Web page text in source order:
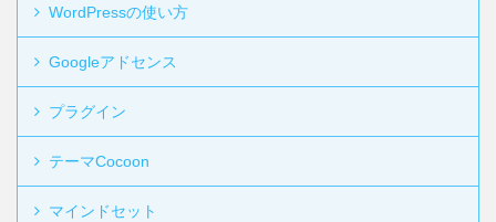
WordPressの使い方
Googleアドセンス
プラグイン
テーマCocoon
マインドセット